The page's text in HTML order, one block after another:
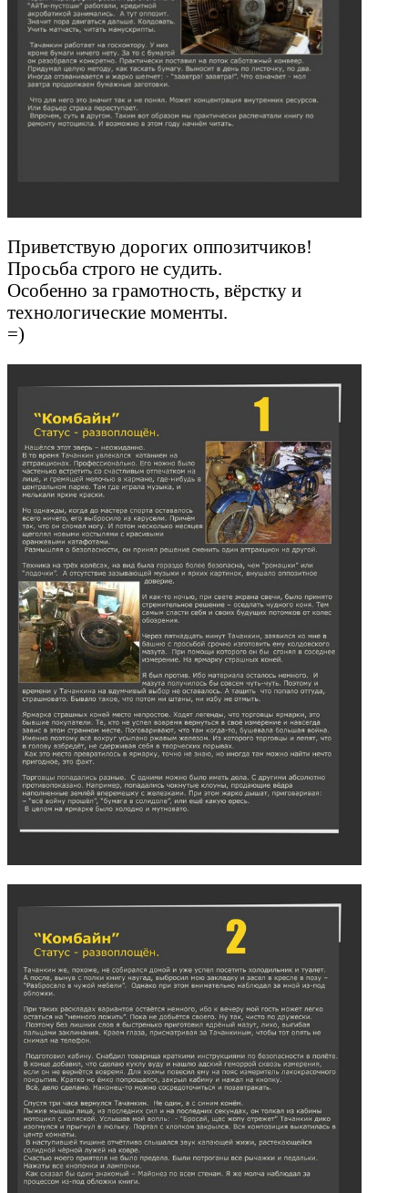
Приветствую дорогих оппозитчиков!
Просьба строго не судить.
Особенно за грамотность, вёрстку и
технологические моменты.
=)